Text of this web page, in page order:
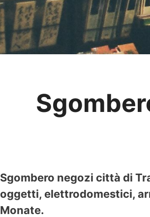
Sgombero negozi città di
oggetti, elettrodomestici,
Monate.